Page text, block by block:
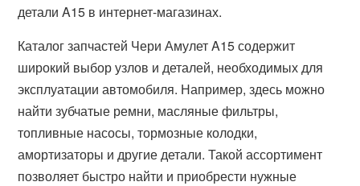
детали A15 в интернет-магазинах.
Каталог запчастей Чери Амулет A15 содержит
широкий выбор узлов и деталей, необходимых для
эксплуатации автомобиля. Например, здесь можно
найти зубчатые ремни, масляные фильтры,
топливные насосы, тормозные колодки,
амортизаторы и другие детали. Такой ассортимент
позволяет быстро найти и приобрести нужные